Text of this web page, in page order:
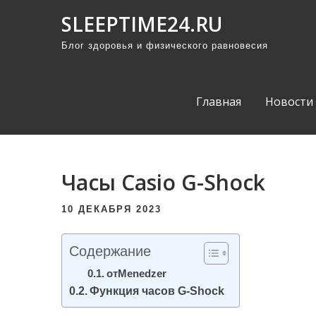
SLEEPTIME24.RU
Блог здоровья и физического равновесия
Главная Новости
Часы Casio G-Shock
10 ДЕКАБРЯ 2023
Содержание
отMenedzer
Функция часов G-Shock